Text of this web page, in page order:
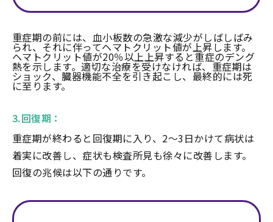
重症期の前には、血小板数の急激な減少がしばしばみ
られ、それに伴ってヘマトクリット値が上昇します。
ヘマトクリット値が20％以上上昇すると重症のデング
熱を示します。適切な治療を受けなければ、重症期は
ショック、臓器機能不全を引き起こし、最終的には死
に至ります。
3.回復期：
重症期が終わると回復期に入り、2～3日かけて病状は
着実に改善し、症状も検査所見も徐々に改善します。
回復の兆候は以下の通りです。